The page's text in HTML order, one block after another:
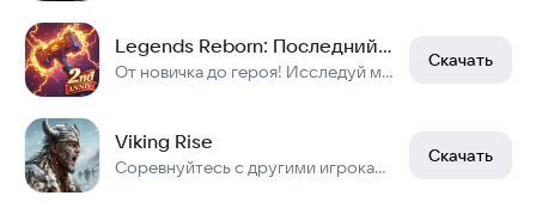
Legends Reborn: Последний бой
От новичка до героя! Исследуй мир, улучшай героев, побеждай боссов с союзниками!
Скачать
Viking Rise
Соревнуйтесь с другими игроками в разведке, строительстве и завоевании Мидгарда!
Скачать